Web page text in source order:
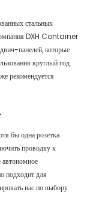
стальных
DXH Container
панелей, которые
круглый год.
рекомендуется
бы одна розетка.
проводку к
автономное
подходит для
вас по выбору